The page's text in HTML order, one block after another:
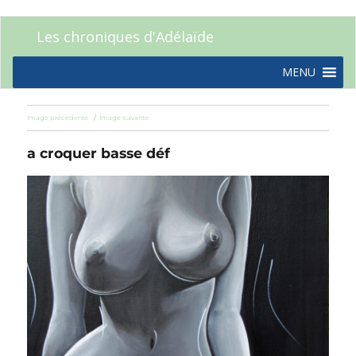
Les chroniques d'Adélaïde
MENU
Image précédente Image suivante
a croquer basse déf